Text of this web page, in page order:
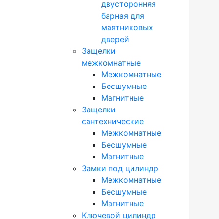
двусторонняя
барная для
маятниковых
дверей
Защелки
межкомнатные
Межкомнатные
Бесшумные
Магнитные
Защелки
сантехнические
Межкомнатные
Бесшумные
Магнитные
Замки под цилиндр
Межкомнатные
Бесшумные
Магнитные
Ключевой цилиндр